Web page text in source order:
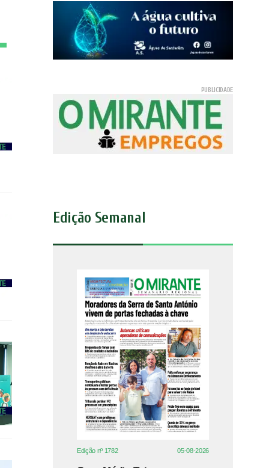
Edição Semanal
Edição nº 1782 05-08-2026